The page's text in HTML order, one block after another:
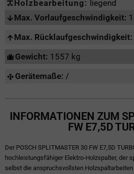
Holzbearbeitung: liegend
Max. Vorlaufgeschwindigkeit:
Max. Rücklaufgeschwindigkeit:
Gewicht: 1557 kg
Gerätemaße: /
INFORMATIONEN ZUM
FW E7,5D
Der POSCH SPLITMASTER 30 FW E7,5D
hochleistungsfähiger Elektro-Holzspalter, der
selbst die anspruchsvollsten